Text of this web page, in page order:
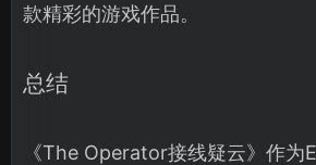
款精彩的游戏作品。
总结
《The Operator接线疑云》作为